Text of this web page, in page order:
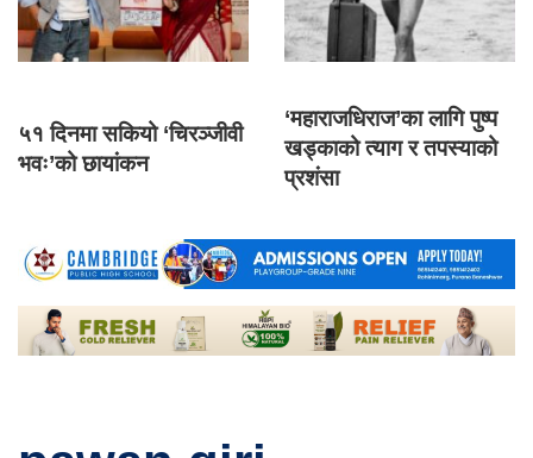
५१ दिनमा सकियो ‘चिरञ्जीवी
भवः’को छायांकन
‘महाराजधिराज’का लागि पुष्प
खड्काको त्याग र तपस्याको
प्रशंसा